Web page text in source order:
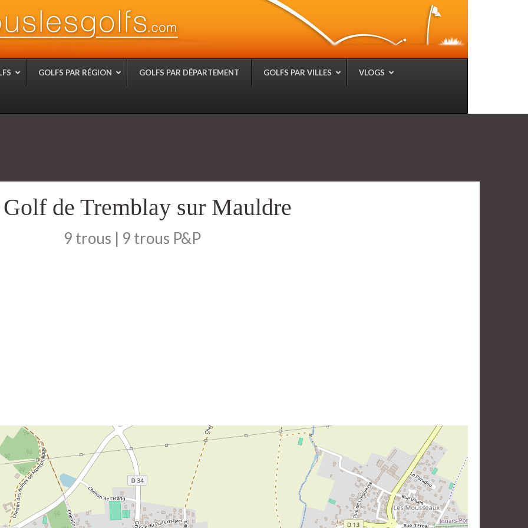
GOLFS PAR RÉGION GOLFS PAR DÉPARTEMENT GOLFS PAR VILLES VLOGS
de Tremblay sur Mauldre
9 trous | 9 trous P&P